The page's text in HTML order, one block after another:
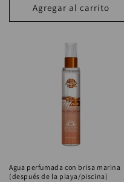
Agregar al carrito
Agua perfumada con brisa marina
(después de la playa/piscina)